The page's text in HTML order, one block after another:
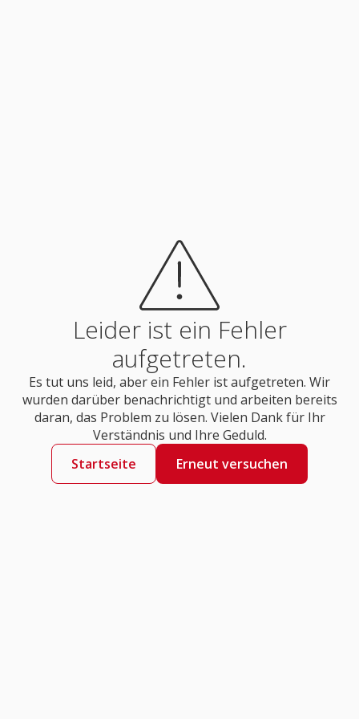
Leider ist ein Fehler
aufgetreten.
Es tut uns leid, aber ein Fehler ist aufgetreten. Wir
wurden darüber benachrichtigt und arbeiten bereits
daran, das Problem zu lösen. Vielen Dank für Ihr
Verständnis und Ihre Geduld.
Startseite
Erneut versuchen